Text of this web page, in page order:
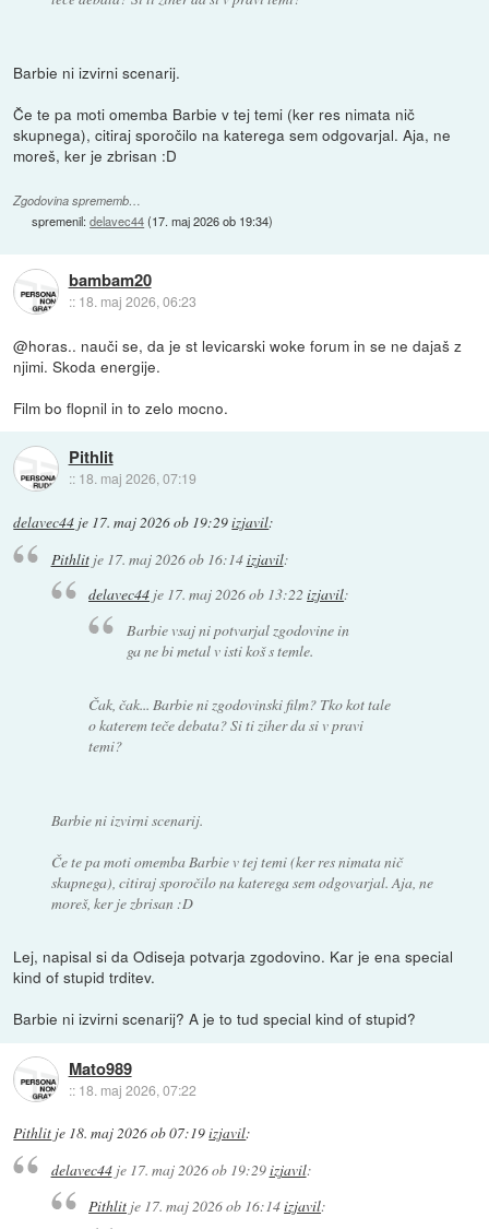
Barbie ni izvirni scenarij.
Če te pa moti omemba Barbie v tej temi (ker res nimata nič
skupnega), citiraj sporočilo na katerega sem odgovarjal. Aja, ne
moreš, ker je zbrisan :D
Zgodovina sprememb…
spremenil:delavec44(17. maj 2026 ob 19:34)
bambam20
:: 18. maj 2026, 06:23
@horas.. nauči se, da je st levicarski woke forum in se ne dajaš z
njimi. Skoda energije.
Film bo flopnil in to zelo mocno.
Pithlit
:: 18. maj 2026, 07:19
delavec44 je 17. maj 2026 ob 19:29izjavil:
Pithlitje 17. maj 2026 ob 16:14izjavil:
delavec44 je 17. maj 2026 ob 13:22izjavil:
Barbie vsaj ni potvarjal zgodovine in
ga ne bi metal v isti koš s temle.
Čak, čak... Barbie ni zgodovinski film? Tko kot tale
o katerem teče debata? Si ti ziher da si v pravi
temi?
Barbie ni izvirni scenarij.
Če te pa moti omemba Barbie v tej temi (ker res nimata nič
skupnega), citiraj sporočilo na katerega sem odgovarjal. Aja, ne
moreš, ker je zbrisan :D
Lej, napisal si da Odiseja potvarja zgodovino. Kar je ena special
kind of stupid trditev.
Barbie ni izvirni scenarij? A je to tud special kind of stupid?
Mato989
:: 18. maj 2026, 07:22
Pithlit je 18. maj 2026 ob 07:19izjavil:
delavec44je 17. maj 2026 ob 19:29izjavil:
Pithlit je 17. maj 2026 ob 16:14izjavil: